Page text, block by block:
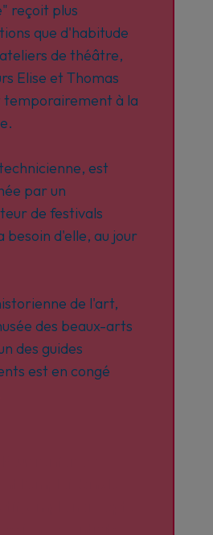
reçoit plus
que d'habitude
de théâtre,
Elise et Thomas
temporairement à la
est
par un
de festivals
besoin d'elle, au jour
de l'art,
des beaux-arts
des guides
est en congé